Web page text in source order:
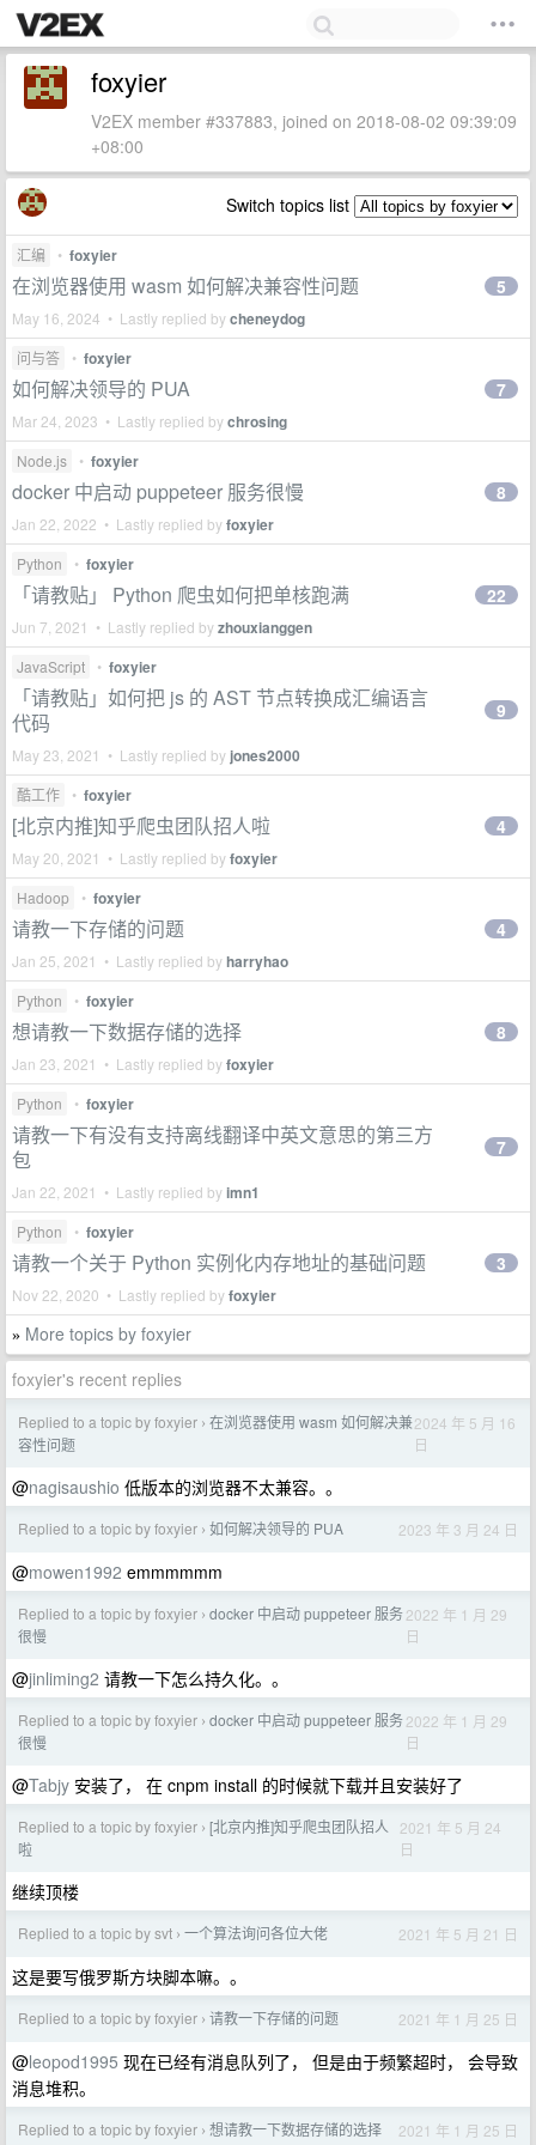
foxyier
V2EX member #337883, joined on 2018-08-02 09:39:09
+08:00
Switch topics list
汇编 • foxyier
在浏览器使用 wasm 如何解决兼容性问题
May 16, 2024 • Lastly replied bycheneydog
5
问与答 • foxyier
如何解决领导的 PUA
Mar 24, 2023 • Lastly replied bychrosing
7
Node.js • foxyier
docker 中启动 puppeteer 服务很慢
Jan 22, 2022 • Lastly replied byfoxyier
8
Python • foxyier
「请教贴」 Python 爬虫如何把单核跑满
Jun 7, 2021 • Lastly replied byzhouxianggen
22
JavaScript • foxyier
「请教贴」如何把 js 的 AST 节点转换成汇编语言
代码
May 23, 2021 • Lastly replied by jones2000
9
酷工作 • foxyier
[北京内推]知乎爬虫团队招人啦
May 20, 2021 • Lastly replied byfoxyier
4
Hadoop • foxyier
请教一下存储的问题
Jan 25, 2021 • Lastly replied byharryhao
4
Python • foxyier
想请教一下数据存储的选择
Jan 23, 2021 • Lastly replied byfoxyier
8
Python • foxyier
请教一下有没有支持离线翻译中英文意思的第三方
包
Jan 22, 2021 • Lastly replied byimn1
7
Python • foxyier
请教一个关于 Python 实例化内存地址的基础问题
Nov 22, 2020 • Lastly replied byfoxyier
3
» More topics by foxyier
foxyier's recent replies
Replied to a topic by foxyier › 在浏览器使用 wasm 如何解决兼
容性问题
2024 年 5 月 16
日
@nagisaushio 低版本的浏览器不太兼容。。
Replied to a topic by foxyier › 如何解决领导的 PUA 2023 年 3 月 24 日
@mowen1992 emmmmmm
Replied to a topic by foxyier › docker 中启动 puppeteer 服务
很慢
2022 年 1 月 29
日
@jinliming2 请教一下怎么持久化。。
Replied to a topic by foxyier › docker 中启动 puppeteer 服务
很慢
2022 年 1 月 29
日
@Tabjy 安装了， 在 cnpm install 的时候就下载并且安装好了
Replied to a topic by foxyier › [北京内推]知乎爬虫团队招人
啦
2021 年 5 月 24
日
继续顶楼
Replied to a topic by svt › 一个算法询问各位大佬 2021 年 5 月 21 日
这是要写俄罗斯方块脚本嘛。。
Replied to a topic by foxyier › 请教一下存储的问题 2021 年 1 月 25 日
@leopod1995 现在已经有消息队列了， 但是由于频繁超时， 会导致
消息堆积。
Replied to a topic by foxyier › 想请教一下数据存储的选择 2021 年 1 月 25 日